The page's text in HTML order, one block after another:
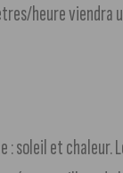
heure viendra
: soleil et chaleur.